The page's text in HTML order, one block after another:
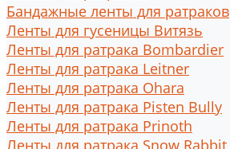
Бандажные ленты для ратраков
Ленты для гусеницы Витязь
Ленты для ратрака Bombardier
Ленты для ратрака Leitner
Ленты для ратрака Ohara
Ленты для ратрака Pisten Bully
Ленты для ратрака Prinoth
Ленты для ратрака Snow Rabbit